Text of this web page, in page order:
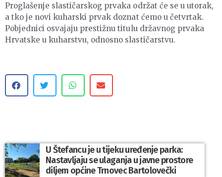
Proglašenje slastičarskog prvaka održat će se u utorak,
a tko je novi kuharski prvak doznat ćemo u četvrtak.
Pobjednici osvajaju prestižnu titulu državnog prvaka
Hrvatske u kuharstvu, odnosno slastičarstvu.
U Štefancu je u tijeku uređenje parka:
Nastavljaju se ulaganja u javne prostore
diljem općine Trnovec Bartolovečki